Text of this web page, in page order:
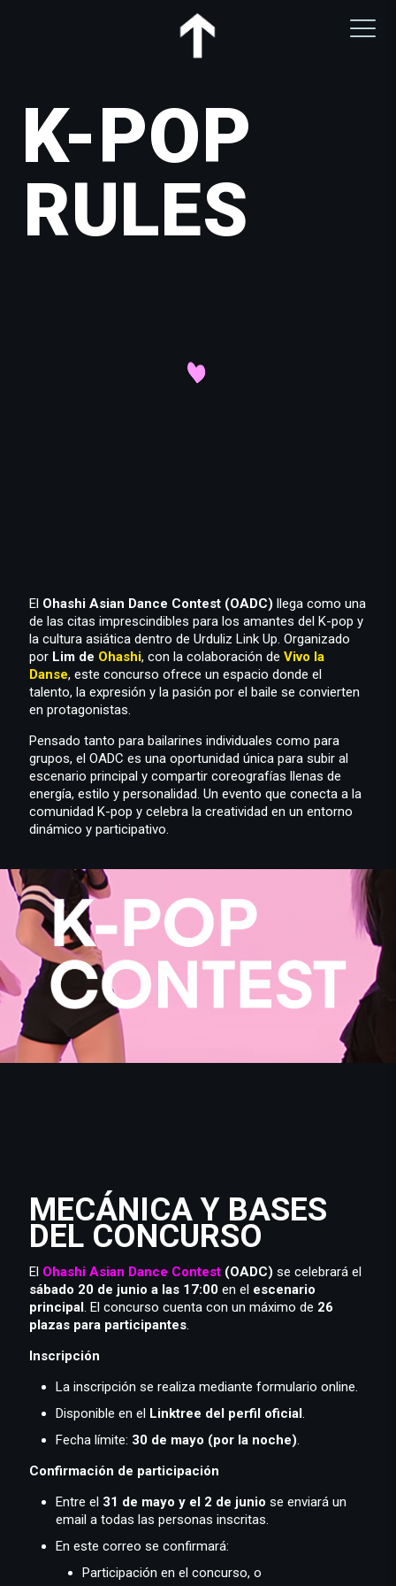
RULES
K-POP
El Ohashi Asian Dance Contest (OADC) llega como una
de las citas imprescindibles para los amantes del K-pop y
la cultura asiática dentro de Urduliz Link Up. Organizado
por Lim de Ohashi, con la colaboración de Vivo la
Danse, este concurso ofrece un espacio donde el
talento, la expresión y la pasión por el baile se convierten
en protagonistas.
Pensado tanto para bailarines individuales como para
grupos, el OADC es una oportunidad única para subir al
escenario principal y compartir coreografías llenas de
energía, estilo y personalidad. Un evento que conecta a la
comunidad K-pop y celebra la creatividad en un entorno
dinámico y participativo.
MECÁNICA Y BASES
DEL CONCURSO
El Ohashi Asian Dance Contest (OADC) se celebrará el
sábado 20 de junio a las 17:00 en el escenario
principal . El concurso cuenta con un máximo de 26
plazas para participantes.
Inscripción
La inscripción se realiza mediante formulario online.
Disponible en el
Linktree del perfil oficial .
Fecha límite: 30 de mayo (por la noche).
Confirmación de participación
Entre el 31 de mayo y el 2 de junio se enviará un
email a todas las personas inscritas.
En este correo se confirmará:
Participación en el concurso, o